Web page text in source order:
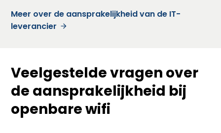
Meer over de aansprakelijkheid van de IT-
leverancier
Veelgestelde vragen over
de aansprakelijkheid bij
openbare wifi